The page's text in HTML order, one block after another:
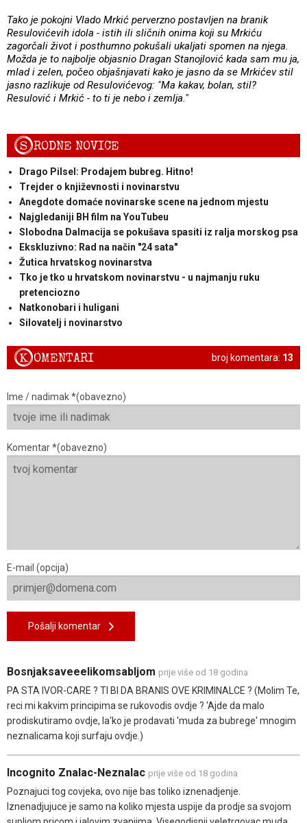
Tako je pokojni Vlado Mrkić perverzno postavljen na branik
Resulovićevih idola - istih ili sličnih onima koji su Mrkiću
zagorčali život i posthumno pokušali ukaljati spomen na njega.
Možda je to najbolje objasnio Dragan Stanojlović kada sam mu ja,
mlad i zelen, počeo objašnjavati kako je jasno da se Mrkićev stil
jasno razlikuje od Resulovićevog: "Ma kakav, bolan, stil?
Resulović i Mrkić - to ti je nebo i zemlja."
SRODNE NOVICE
Drago Pilsel: Prodajem bubreg. Hitno!
Trejder o književnosti i novinarstvu
Anegdote domaće novinarske scene na jednom mjestu
Najgledaniji BH film na YouTubeu
Slobodna Dalmacija se pokušava spasiti iz ralja morskog psa
Ekskluzivno: Rad na način "24 sata"
Žutica hrvatskog novinarstva
Tko je tko u hrvatskom novinarstvu - u najmanju ruku
pretenciozno
Natkonobari i huligani
Silovatelj i novinarstvo
broj komentara: 13
KOMENTARI
Ime / nadimak *(obavezno)
Komentar *(obavezno)
E-mail (opcija)
Pošalji komentar
Bosnjaksaveeelikomsabljom prije više od 18 godina
PA STA IVOR-CARE ? TI BI DA BRANIS OVE KRIMINALCE ? (Molim Te,
reci mi kakvim principima se rukovodis ovdje ? 'Ajde da malo
prodiskutiramo ovdje, la'ko je prodavati 'muda za bubrege' mnogim
neznalicama koji surfaju ovdje.)
Incognito Znalac-Neznalac prije više od 18 godina
Poznajuci tog covjeka, ovo nije bas toliko iznenadjenje.
Iznenadjujuce je samo na koliko mjesta uspije da prodje sa svojom